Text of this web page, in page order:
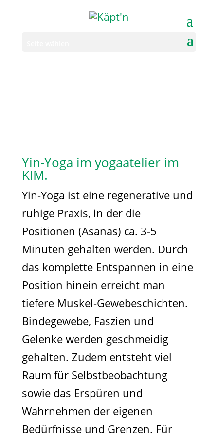
Yin-Yoga im yogaatelier im
KIM.
Yin-Yoga ist eine regenerative und
ruhige Praxis, in der die
Positionen (Asanas) ca. 3-5
Minuten gehalten werden. Durch
das komplette Entspannen in eine
Position hinein erreicht man
tiefere Muskel-Gewebeschichten.
Bindegewebe, Faszien und
Gelenke werden geschmeidig
gehalten. Zudem entsteht viel
Raum für Selbstbeobachtung
sowie das Erspüren und
Wahrnehmen der eigenen
Bedürfnisse und Grenzen. Für